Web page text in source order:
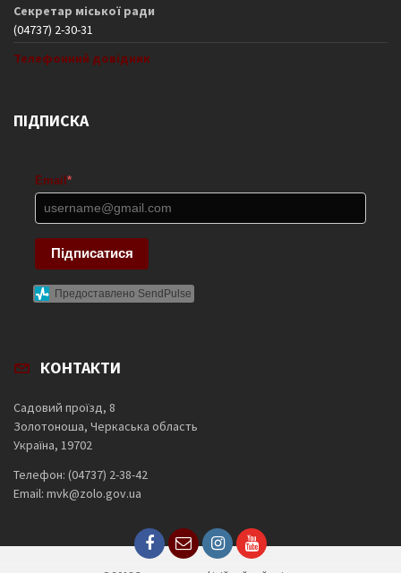
Секретар міської ради
(04737) 2-30-31
Телефонний довідник
ПІДПИСКА
Email *
Підписатися
Предоставлено SendPulse
КОНТАКТИ
Садовий проїзд, 8
Золотоноша, Черкаська область
Україна, 19702
Телефон: (04737) 2-38-42
Email: mvk@zolo.gov.ua